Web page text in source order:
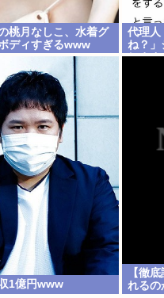
桃月なしこ、水着グ
ディすぎるwww
代理人
ね？」
します
1億円www
【徹
れるの